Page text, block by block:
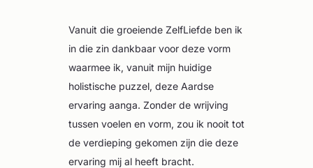
Vanuit die groeiende ZelfLiefde ben ik
in die zin dankbaar voor deze vorm
waarmee ik, vanuit mijn huidige
holistische puzzel, deze Aardse
ervaring aanga. Zonder de wrijving
tussen voelen en vorm, zou ik nooit tot
de verdieping gekomen zijn die deze
ervaring mij al heeft bracht.